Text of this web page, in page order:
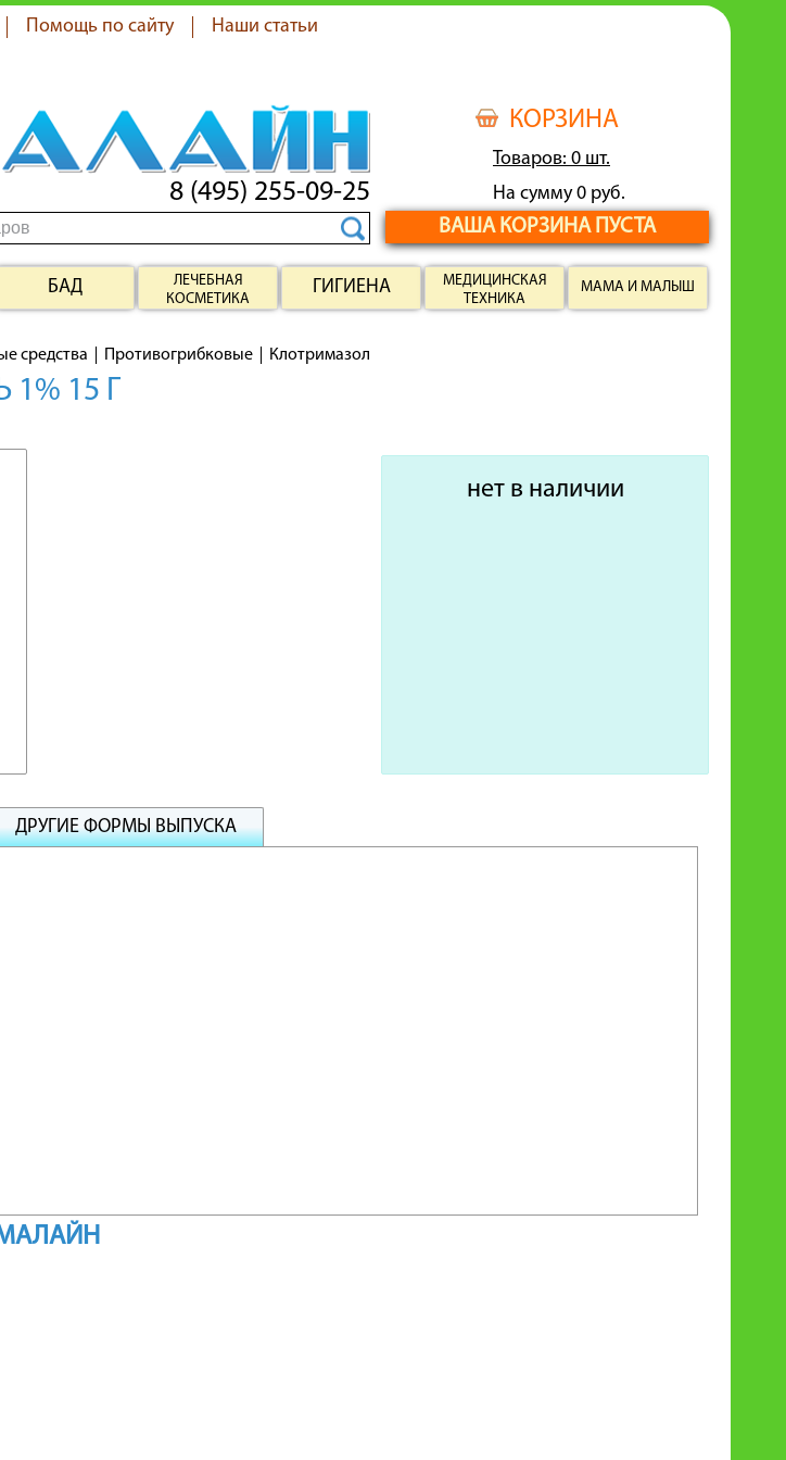
Помощь по сайту Наши статьи
КОРЗИНА
Товаров: 0 шт.
На сумму 0 руб.
ВАША КОРЗИНА ПУСТА
8 (495) 255-09-25
БАД
ЛЕЧЕБНАЯ
КОСМЕТИКА
ГИГИЕНА
МЕДИЦИНСКАЯ
ТЕХНИКА
МАМА И МАЛЫШ
средства Противогрибковые Клотримазол
15 Г
нет в наличии
ДРУГИЕ ФОРМЫ ВЫПУСКА